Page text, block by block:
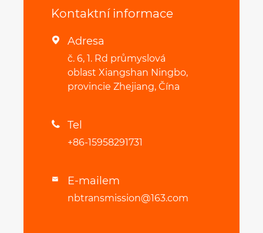
Kontaktní informace
 Adresa
č. 6, 1. Rd průmyslová
oblast Xiangshan Ningbo,
provincie Zhejiang, Čína
 Tel
+86-15958291731
 E-mailem
nbtransmission@163.com